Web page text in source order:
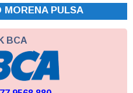
MORENA PULSA
BCA